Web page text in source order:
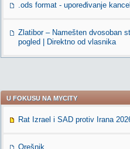
.ods format - upoređivanje
Zlatibor – Namešten dvosoban
pogled | Direktno od vlasnika
U FOKUSU NA MYCITY
Rat Izrael i SAD protiv Irana
Orešnik